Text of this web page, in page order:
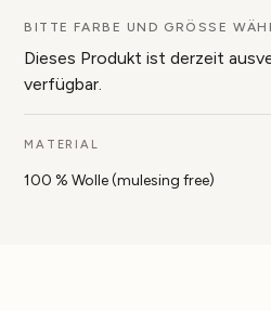
BITTE FARBE UND GRÖSSE
Dieses Produkt ist derzeit
verfügbar.
MATERIAL
100 % Wolle (mulesing free)